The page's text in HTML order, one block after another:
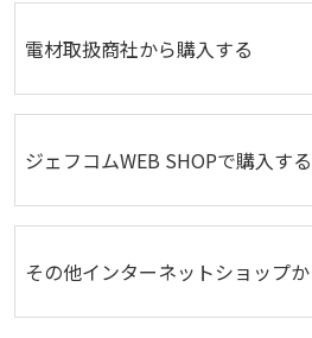
電材取扱商社から購入する
ジェフコムWEB SHOPで購入する
その他インターネットショップ